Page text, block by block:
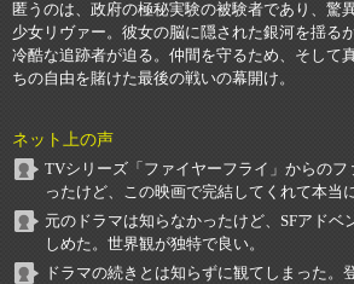
匿うのは、政府の極秘実験の被験者であり、驚
少女リヴァー。彼女の脳に隠された銀河を揺る
冷酷な追跡者が迫る。仲間を守るため、そして
ちの自由を賭けた最後の戦いの幕開け。
ネット上の声
TVシリーズ「ファイヤーフライ」からの
ったけど、この映画で完結してくれて本当
元のドラマは知らなかったけど、SFアドベ
しめた。世界観が独特で良い。
ドラマの続きとは知らずに観てしまった。